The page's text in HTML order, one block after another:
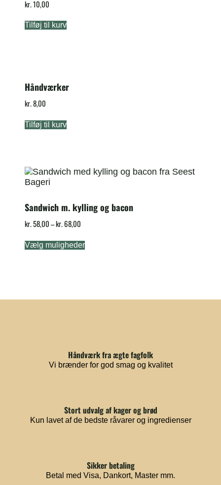
kr.10,00
Tilføj til kurv
Håndværker
kr.8,00
Tilføj til kurv
Sandwich m. kylling og bacon
kr.58,00–kr.68,00
Vælg muligheder
Håndværk fra ægte fagfolk
Vi brænder for god smag og kvalitet
Stort udvalg af kager og brød
Kun lavet af de bedste råvarer og ingredienser
Sikker betaling
Betal med Visa, Dankort, Master mm.